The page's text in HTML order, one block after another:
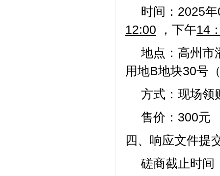
时间：2025
12:00
，下午14
地点：高州市
用地B地块30号
方式：现场领
售价： 300元
四、响应文件提
磋商截止时间